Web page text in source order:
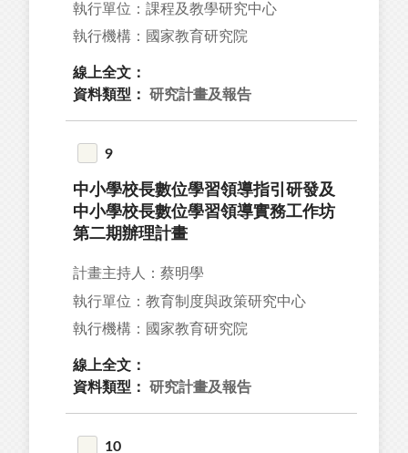
執行單位：課程及教學研究中心
執行機構：國家教育研究院
線上全文：
資料類型：
研究計畫及報告
9
中小學校長數位學習領導指引研發及
中小學校長數位學習領導實務工作坊
第二期辦理計畫
計畫主持人：蔡明學
執行單位：教育制度與政策研究中心
執行機構：國家教育研究院
線上全文：
資料類型：
研究計畫及報告
10